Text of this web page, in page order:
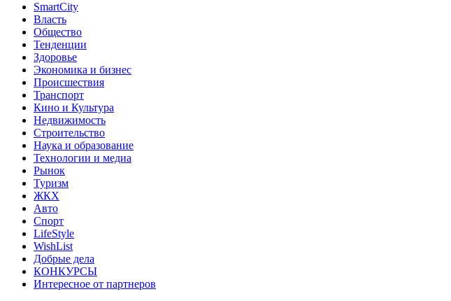
SmartCity
Власть
Общество
Тенденции
Здоровье
Экономика и бизнес
Происшествия
Транспорт
Кино и Культура
Недвижимость
Строительство
Наука и образование
Технологии и медиа
Рынок
Туризм
ЖКХ
Авто
Спорт
LifeStyle
WishList
Добрые дела
КОНКУРСЫ
Интересное от партнеров